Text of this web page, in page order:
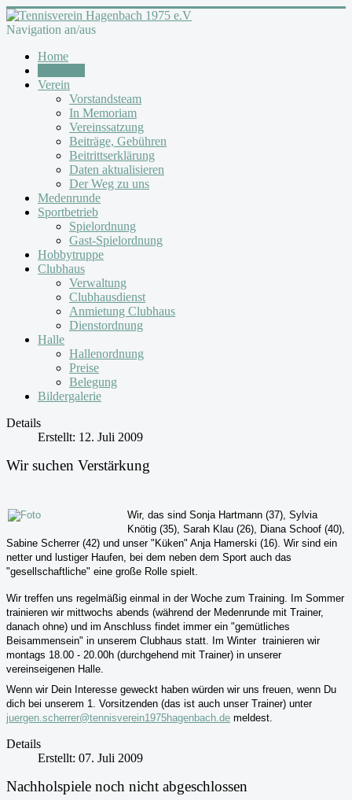
Navigation an/aus
Home
Verein
Vorstandsteam
In Memoriam
Vereinssatzung
Beiträge, Gebühren
Beitrittserklärung
Daten aktualisieren
Der Weg zu uns
Medenrunde
Sportbetrieb
Spielordnung
Gast-Spielordnung
Hobbytruppe
Clubhaus
Verwaltung
Clubhausdienst
Anmietung Clubhaus
Dienstordnung
Halle
Hallenordnung
Preise
Belegung
Bildergalerie
Details
Erstellt: 12. Juli 2009
Wir suchen Verstärkung
Wir, das sind Sonja Hartmann (37), Sylvia
Knötig (35), Sarah Klau (26), Diana Schoof (40),
Sabine Scherrer(42) und unser "Küken" Anja Hamerski (16). Wir sind ein
netter und lustiger Haufen, bei dem neben dem Sport auch das
"gesellschaftliche" eine große Rolle spielt.
Wir treffen uns regelmäßig einmal in der Woche zum Training. Im Sommer
trainieren wir mittwochs abends (während der Medenrunde mit Trainer,
danach ohne) und im Anschluss findet immer ein "gemütliches
Beisammensein" in unserem Clubhaus statt. Im Winter trainieren wir
montags 18.00 - 20.00h (durchgehend mit Trainer) in unserer
vereinseigenen Halle.
Wenn wir Dein Interesse geweckt haben würden wir uns freuen, wenn Du
dich bei unserem 1. Vorsitzenden (das ist auch unser Trainer) unter
juergen.scherrer@tennisverein1975hagenbach.de meldest.
Details
Erstellt: 07. Juli 2009
Nachholspiele noch nicht abgeschlossen